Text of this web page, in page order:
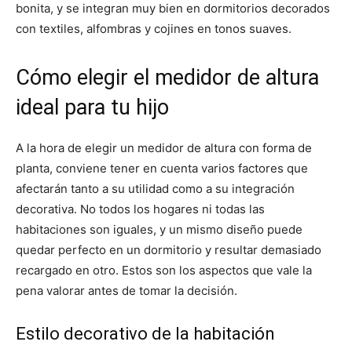
bonita, y se integran muy bien en dormitorios decorados
con textiles, alfombras y cojines en tonos suaves.
Cómo elegir el medidor de altura
ideal para tu hijo
A la hora de elegir un medidor de altura con forma de
planta, conviene tener en cuenta varios factores que
afectarán tanto a su utilidad como a su integración
decorativa. No todos los hogares ni todas las
habitaciones son iguales, y un mismo diseño puede
quedar perfecto en un dormitorio y resultar demasiado
recargado en otro. Estos son los aspectos que vale la
pena valorar antes de tomar la decisión.
Estilo decorativo de la habitación